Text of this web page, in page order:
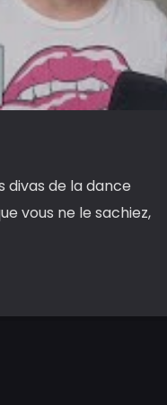
divas de la dance
vous ne le sachiez,